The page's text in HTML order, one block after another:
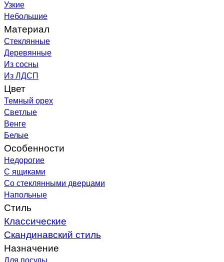
Узкие
Небольшие
Материал
Стеклянные
Деревянные
Из сосны
Из ЛДСП
Цвет
Темный орех
Светлые
Венге
Белые
Особенности
Недорогие
С ящиками
Со стеклянными дверцами
Напольные
Стиль
Классические
Скандинавский стиль
Назначение